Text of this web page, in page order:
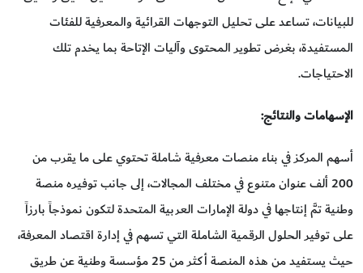
للبيانات، تساعد على تحليل التوجهات القرائية والمعرفية للفئات
المستفيدة، بغرض تطوير المحتوى وآليات الإتاحة بما يخدم تلك
الاحتياجات.
الإسهامات والنتائج:
أسهم المركز في بناء منصات معرفية شاملة تحتوي على ما يقرب من
200 ألف عنوان متنوع في مختلف المجالات، إلى جانب توفيره منصة
وطنية تمَّ إنتاجها في دولة الإمارات العربية المتحدة لتكون نموذجاً بارزاً
على توفير الحلول الرقمية الشاملة التي تسهم في إدارة اقتصاد المعرفة،
حيث يستفيد من هذه المنصة أكثر من 25 مؤسسة وطنية عن طريق